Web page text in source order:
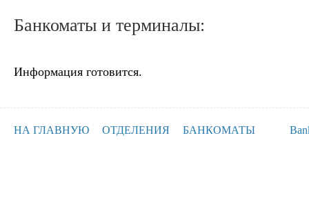
Банкоматы и терминалы:
Информация готовится.
НА ГЛАВНУЮ ОТДЕЛЕНИЯ БАНКОМАТЫ